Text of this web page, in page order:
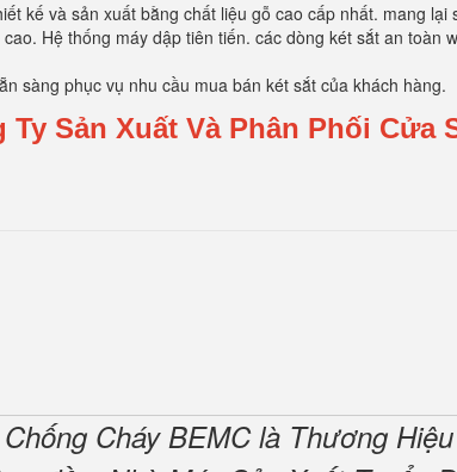
kế và sản xuất bằng chất liệu gỗ cao cấp nhất. mang
Hệ thống máy dập tiên tiến. các dòng két sắt an toàn
sàng phục vụ nhu cầu mua bán két sắt của khách hàng.
Ty Sản Xuất Và Phân Phối Cửa
Cháy BEMC là Thương